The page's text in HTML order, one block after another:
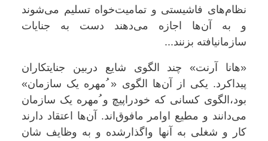
نظام‌های فاشیستی و تمامیت‌خواه تسلیم می‌شوند
و به آن‌ها اجازه می‌دهند دست به جنایات
سازمانیافته بزنند...
«هانا آرنت» چند الگوی شایع دربین جنایتکاران
پیداکرد. یکی از آن‌ها الگوی «ُ مهره‌ یک‌ سازمان»
بود،الگوی کسانی که خودراپیچ وُ مهره یک سازمان
می‌دانند و مطیع اوامر مافوق‌اند. آن‌ها اعتقاد دارند
کار و شغلی به آنها واگذارشده و به وظایف شان